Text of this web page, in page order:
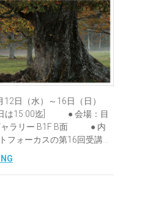
日（水）～16日（日）
日は15:00迄] ● 会場：目
ャラリー B1F B面 ● 内
フォーカスの第16回受講…